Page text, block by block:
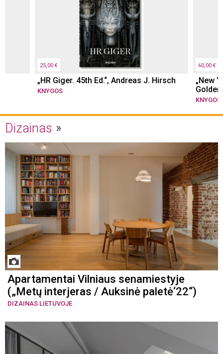
25,00 €
„HR Giger. 45th Ed.“, Andreas J. Hirsch
KNYGOS
60,00 €
„New
Golden
KNYGOS
Dizainas
Apartamentai Vilniaus senamiestyje
(„Metų interjeras / Auksinė paletė‘22“)
DIZAINAS LIETUVOJE